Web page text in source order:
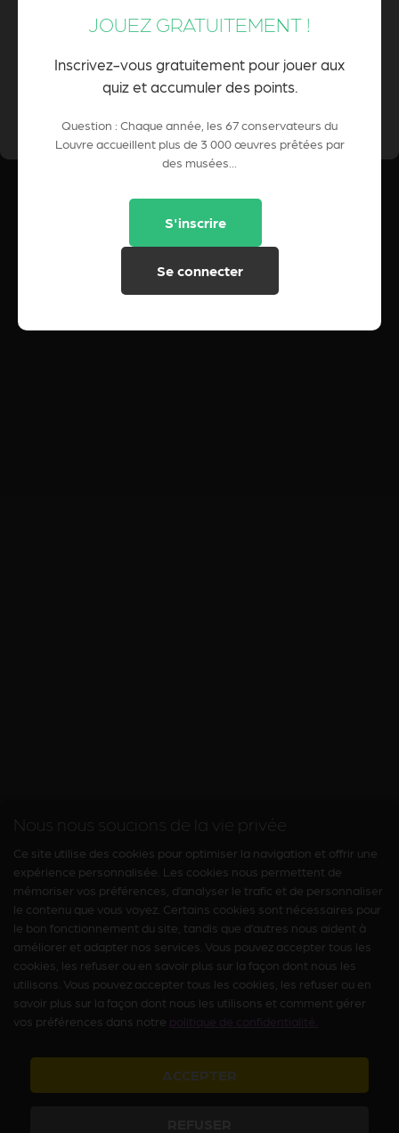
POINTS CUMULÉS : 0 Pts
JOUEZ GRATUITEMENT !
Inscrivez-vous gratuitement pour jouer aux
quiz et accumuler des points.
Question : Chaque année, les 67 conservateurs du
Louvre accueillent plus de 3 000 œuvres prêtées par
des musées...
S'inscrire
Se connecter
Nous nous soucions de la vie privée
Ce site utilise des cookies pour optimiser la navigation et offrir une
expérience personnalisée. Les cookies nous permettent de
mémoriser vos préférences, d’analyser le trafic et de personnaliser
le contenu que vous voyez. Certains cookies sont nécessaires pour
le bon fonctionnement du site, tandis que d’autres nous aident à
améliorer et adapter nos services. Vous pouvez accepter tous les
cookies, les refuser ou en savoir plus sur la façon dont nous les
utilisons. Vous pouvez accepter tous les cookies, les refuser ou en
savoir plus sur la façon dont nous les utilisons et comment gérer
vos préférences dans notre politique de confidentialité.
ACCEPTER